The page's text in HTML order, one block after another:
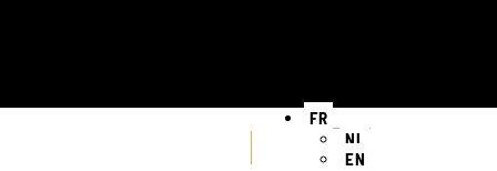
FR
NL
EN